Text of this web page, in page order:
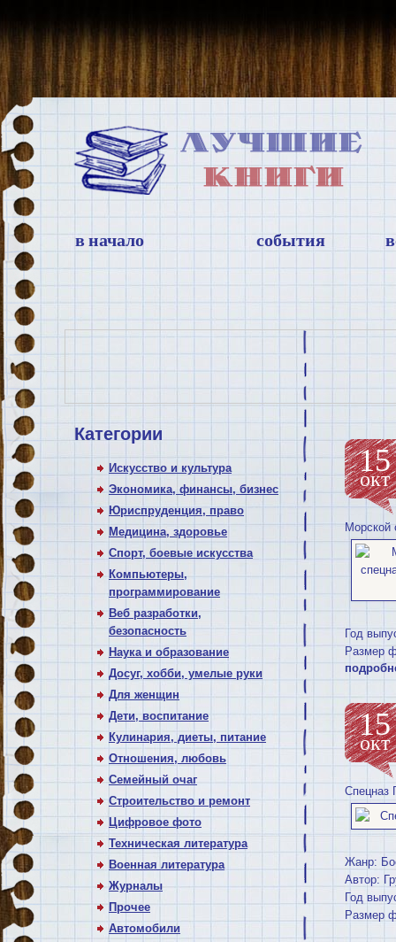
в начало события
Категории
Искусство и культура
Экономика, финансы, бизнес
Юриспруденция, право
Медицина, здоровье
Спорт, боевые искусства
Компьютеры,
программирование
Веб разработки,
безопасность
Наука и образование
Досуг, хобби, умелые руки
Для женщин
Дети, воспитание
Кулинария, диеты, питание
Отношения, любовь
Семейный очаг
Строительство и ремонт
Цифровое фото
Техническая литература
Военная литература
Журналы
Прочее
Автомобили
15
окт
Морской
Год
Размер
15
окт
Спецназ
Жанр:
Автор:
Год
Размер